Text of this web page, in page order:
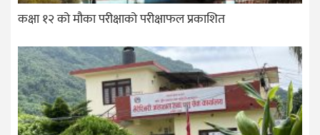
कक्षा १२ को मौका परीक्षाको परीक्षाफल प्रकाशित